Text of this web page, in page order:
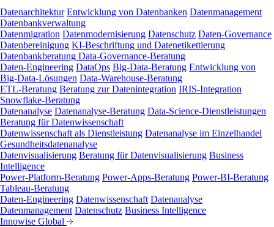
Datenarchitektur Entwicklung von Datenbanken Datenmanagement
Datenbankverwaltung
Datenmigration Datenmodernisierung Datenschutz Daten-Governance
Datenbereinigung KI-Beschriftung und Datenetikettierung
Datenbankberatung Data-Governance-Beratung
Daten-Engineering DataOps Big-Data-Beratung Entwicklung von
Big-Data-Lösungen Data-Warehouse-Beratung
ETL-Beratung Beratung zur Datenintegration IRIS-Integration
Snowflake-Beratung
Datenanalyse Datenanalyse-Beratung Data-Science-Dienstleistungen
Beratung für Datenwissenschaft
Datenwissenschaft als Dienstleistung Datenanalyse im Einzelhandel
Gesundheitsdatenanalyse
Datenvisualisierung Beratung für Datenvisualisierung Business
Intelligence
Power-Platform-Beratung Power-Apps-Beratung Power-BI-Beratung
Tableau-Beratung
Daten-Engineering Datenwissenschaft Datenanalyse
Datenmanagement Datenschutz Business Intelligence
Innowise Global